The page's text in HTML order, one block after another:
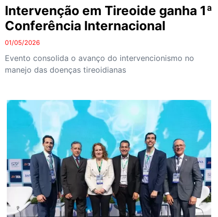
Intervenção em Tireoide ganha 1ª
Conferência Internacional
01/05/2026
Evento consolida o avanço do intervencionismo no
manejo das doenças tireoidianas